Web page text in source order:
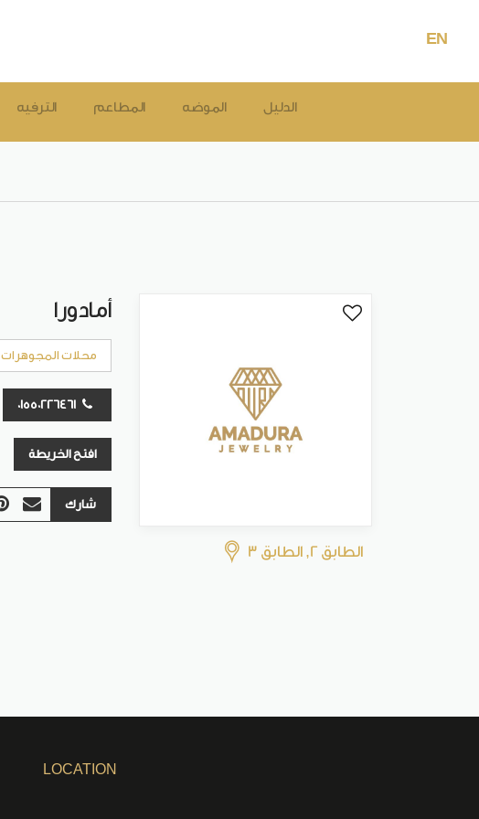
EN
الترفيه المطاعم الموضه الدليل
الطابق 2, الطابق 3
أمادورا
محلات المجوهرات
افتح الخريطة
شارك
LOCATION